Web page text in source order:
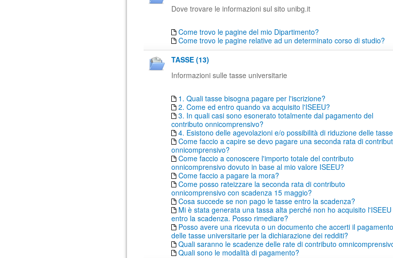
Dove trovare le informazioni sul sito unibg.it
Come trovo le pagine del mio Dipartimento?
Come trovo le pagine relative ad un determinato corso di studio?
TASSE (13)
Informazioni sulle tasse universitarie
1. Quali tasse bisogna pagare per l'iscrizione?
2. Come ed entro quando va acquisito l'ISEEU?
3. In quali casi sono esonerato totalmente dal pagamento del
contributo onnicomprensivo?
4. Esistono delle agevolazioni e/o possibilità di riduzione delle
Come faccio a capire se devo pagare una seconda rata di
onnicomprensivo?
Come faccio a conoscere l'importo totale del contributo
onnicomprensivo dovuto in base al mio valore ISEEU?
Come faccio a pagare la mora?
Come posso rateizzare la seconda rata di contributo
onnicomprensivo con scadenza 15 maggio?
Cosa succede se non pago le tasse entro la scadenza?
Mi è stata generata una tassa alta perché non ho acquisito l'ISEEU
entro la scadenza. Posso rimediare?
Posso avere una ricevuta o un documento che accerti il pagamento
delle tasse universitarie per la dichiarazione dei redditi?
Quali saranno le scadenze delle rate di contributo
Quali sono le modalità di pagamento?